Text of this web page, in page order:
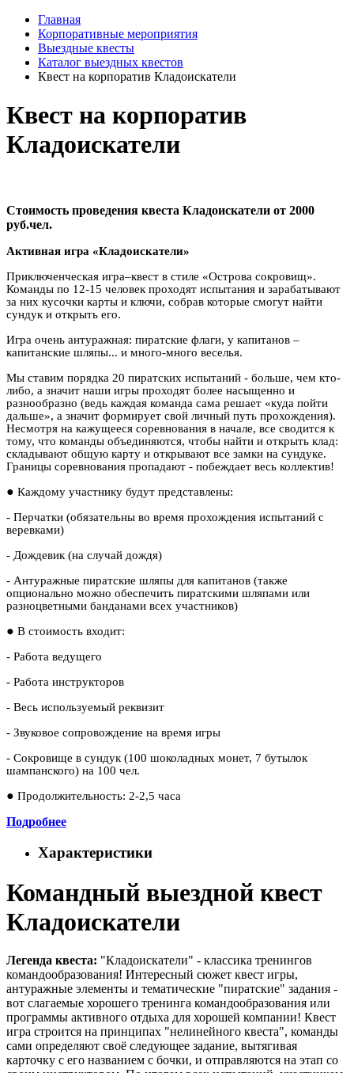
Главная
Корпоративные мероприятия
Выездные квесты
Каталог выездных квестов
Квест на корпоратив Кладоискатели
Квест на корпоратив
Кладоискатели
Стоимость проведения квеста Кладоискатели от 2000
руб.чел.
Активная игра «Кладоискатели»
Приключенческая игра–квест в стиле «Острова сокровищ».
Команды по 12-15 человек проходят испытания и зарабатывают
за них кусочки карты и ключи, собрав которые смогут найти
сундук и открыть его.
Игра очень антуражная: пиратские флаги, у капитанов –
капитанские шляпы... и много-много веселья.
Мы ставим порядка 20 пиратских испытаний - больше, чем кто-
либо, а значит наши игры проходят более насыщенно и
разнообразно (ведь каждая команда сама решает «куда пойти
дальше», а значит формирует свой личный путь прохождения).
Несмотря на кажущееся соревнования в начале, все сводится к
тому, что команды объединяются, чтобы найти и открыть клад:
складывают общую карту и открывают все замки на сундуке.
Границы соревнования пропадают - побеждает весь коллектив!
● Каждому участнику будут представлены:
- Перчатки (обязательны во время прохождения испытаний с
веревками)
- Дождевик (на случай дождя)
- Антуражные пиратские шляпы для капитанов (также
опционально можно обеспечить пиратскими шляпами или
разноцветными банданами всех участников)
● В стоимость входит:
- Работа ведущего
- Работа инструкторов
- Весь используемый реквизит
- Звуковое сопровождение на время игры
- Сокровище в сундук (100 шоколадных монет, 7 бутылок
шампанского) на 100 чел.
● Продолжительность: 2-2,5 часа
Подробнее
Характеристики
Командный выездной квест
Кладоискатели
Легенда квеста: "Кладоискатели" - классика тренингов
командообразования! Интересный сюжет квест игры,
антуражные элементы и тематические "пиратские" задания -
вот слагаемые хорошего тренинга командообразования или
программы активного отдыха для хорошей компании! Квест
игра строится на принципах "нелинейного квеста", команды
сами определяют своё следующее задание, вытягивая
карточку с его названием с бочки, и отправляются на этап со